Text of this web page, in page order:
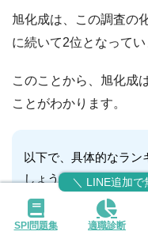
旭化成は、この調査の
に続いて2位となってい
このことから、旭化成
ことがわかります。
以下で、具体的なラン
しょう。
SPI問題集 適職診断
＼ LINE追加